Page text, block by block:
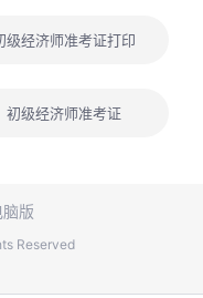
道，仅中国人事考试网为
重新填报；审核通过、缴
级经济师准考证打印
初级经济师准考证
脑版
Reserved